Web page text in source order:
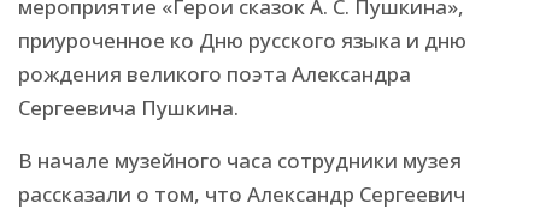
мероприятие «Герои сказок А. С. Пушкина»,
приуроченное ко Дню русского языка и дню
рождения великого поэта Александра
Сергеевича Пушкина.
В начале музейного часа сотрудники музея
рассказали о том, что Александр Сергеевич